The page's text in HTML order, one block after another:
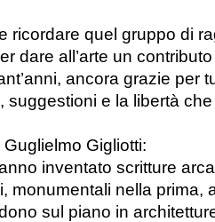
ricordare quel gruppo di
dare all’arte un
ancora grazie per
suggestioni e la libertà
Gigliotti:
inventato scritture
monumentali nella prima,
sul piano in